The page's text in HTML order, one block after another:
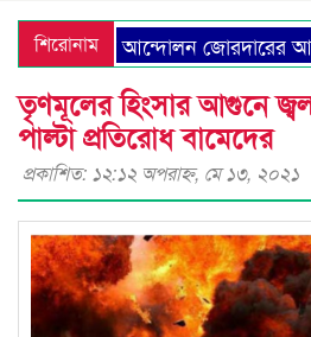
শিরোনাম
প্রতিষ্ঠার আন্দোলন জোরদারের
তৃণমূলের হিংসার আগুনে
পাল্টা প্রতিরোধ বামেদের
প্রকাশিত: ১২:১২ অপরাহ্ণ, মে ১৩, ২০২১